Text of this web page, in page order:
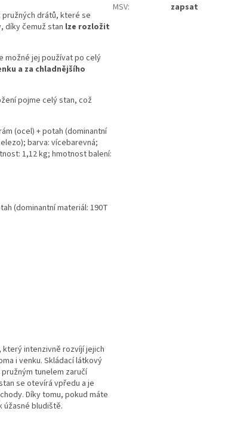
pružných drátů, které se
díky čemuž stan lze rozložit
možné jej používat po celý
a za chladnějšího
pojme celý stan, což
(ocel) + potah (dominantní
barva: vícebarevná;
1,12 kg; hmotnost balení:
(dominantní materiál: 190T
intenzivně rozvíjí jejich
i venku. Skládací látkový
tunelem zaručí
se otevírá vpředu a je
Díky tomu, pokud máte
bludiště.
MSV: zapsat